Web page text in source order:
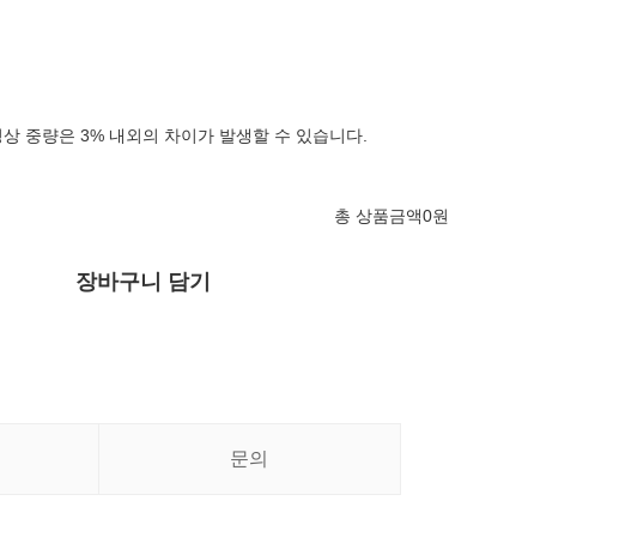
중량은 3% 내외의 차이가 발생할 수 있습니다.
총 상품금액0원
장바구니 담기
문의